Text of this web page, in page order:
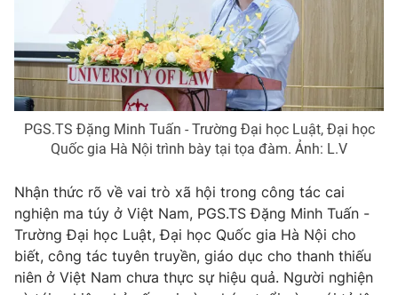
PGS.TS Đặng Minh Tuấn - Trường Đại học Luật, Đại học
Quốc gia Hà Nội trình bày tại tọa đàm. Ảnh: L.V
Nhận thức rõ về vai trò xã hội trong công tác cai
nghiện ma túy ở Việt Nam, PGS.TS Đặng Minh Tuấn -
Trường Đại học Luật, Đại học Quốc gia Hà Nội cho
biết, công tác tuyên truyền, giáo dục cho thanh thiếu
niên ở Việt Nam chưa thực sự hiệu quả. Người nghiện